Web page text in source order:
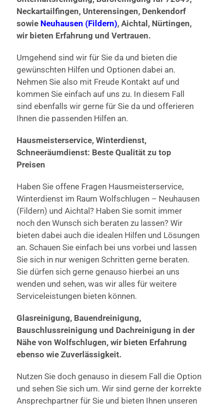
Neckartailfingen, Unterensingen, Denkendorf
sowie Neuhausen (Fildern), Aichtal, Nürtingen,
wir bieten Erfahrung und Vertrauen.
Umgehend sind wir für Sie da und bieten die
gewünschten Hilfen und Optionen dabei an.
Nehmen Sie also mit Freude Kontakt auf und
kommen Sie einfach auf uns zu. In diesem Fall
sind ebenfalls wir gerne für Sie da und offerieren
Ihnen die passenden Hilfen an.
Hausmeisterservice, Winterdienst,
Schneeräumdienst: Beste Qualität zu top
Preisen
Haben Sie offene Fragen Hausmeisterservice,
Winterdienst im Raum Wolfschlugen – Neuhausen
(Fildern) und Aichtal? Haben Sie somit immer
noch den Wunsch sich beraten zu lassen? Wir
bieten dabei auch die idealen Hilfen und Lösungen
an. Schauen Sie einfach bei uns vorbei und lassen
Sie sich in nur wenigen Schritten gerne beraten.
Sie dürfen sich gerne genauso hierbei an uns
wenden und sehen, was wir alles für weitere
Serviceleistungen bieten können.
Glasreinigung, Bauendreinigung,
Bauschlussreinigung und Dachreinigung in der
Nähe von Wolfschlugen, wir bieten Erfahrung
ebenso wie Zuverlässigkeit.
Nutzen Sie doch genauso in diesem Fall die Option
und sehen Sie sich um. Wir sind gerne der korrekte
Ansprechpartner für Sie und bieten Ihnen unseren